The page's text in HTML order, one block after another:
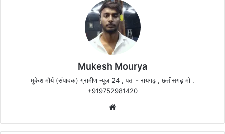
Mukesh Mourya
मुकेश मौर्य (संपादक) ग्रामीण न्यूज़ 24 , पता - रायगढ़ , छत्तीसगढ़ मो .
+919752981420